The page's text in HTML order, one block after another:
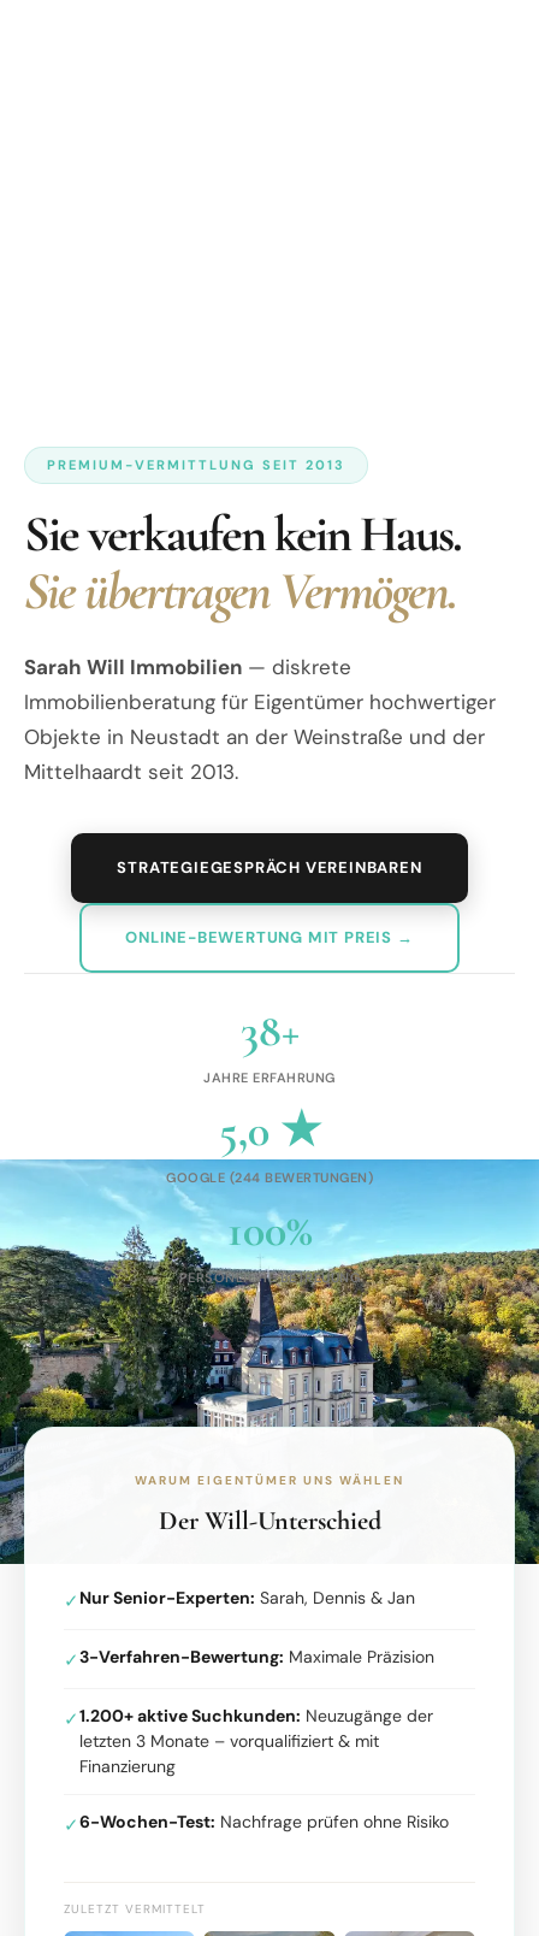
PREMIUM-VERMITTLUNG SEIT 2013
Sie verkaufen kein Haus.
Sie übertragen Vermögen.
Sarah Will Immobilien — diskrete
Immobilienberatung für Eigentümer hochwertiger
Objekte in Neustadt an der Weinstraße und der
Mittelhaardt seit 2013.
STRATEGIEGESPRÄCH VEREINBAREN
ONLINE-BEWERTUNG MIT PREIS →
38+
JAHRE ERFAHRUNG
5,0 ★
GOOGLE (244 BEWERTUNGEN)
100%
PERSÖNLICHE BETREUUNG
WARUM EIGENTÜMER UNS WÄHLEN
Der Will-Unterschied
✓ Nur Senior-Experten: Sarah, Dennis & Jan
✓3-Verfahren-Bewertung: Maximale Präzision
✓1.200+ aktive Suchkunden: Neuzugänge der
letzten 3 Monate – vorqualifiziert & mit
Finanzierung
✓6-Wochen-Test: Nachfrage prüfen ohne Risiko
ZULETZT VERMITTELT